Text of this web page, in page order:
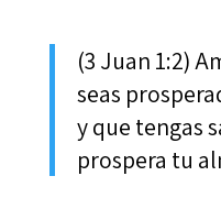
(3 Juan 1:2)
seas
y que tengas
prospera tu